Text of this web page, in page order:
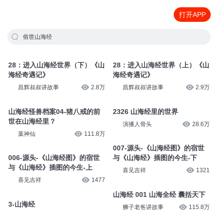
打开APP
俗世山海经
28：进入山海经世界（下）《山
海经奇遇记》
昌辉叔叔讲故事 2.8万
山海经怪兽档案04-猪八戒的前
世在山海经里？
葉神仙 111.8万
006-源头-《山海经图》的宿世
与《山海经》插图的今生-上
喜见吉祥 1477
3-山海经
28：进入山海经世界（上）《山
海经奇遇记》
昌辉叔叔讲故事 2.9万
2326 山海经里的世界
演播人骨头 28.6万
007-源头-《山海经图》的宿世
与《山海经》插图的今生-下
喜见吉祥 1321
山海经 001 山海全经 囊括天下
狮子老爸讲故事 115.8万